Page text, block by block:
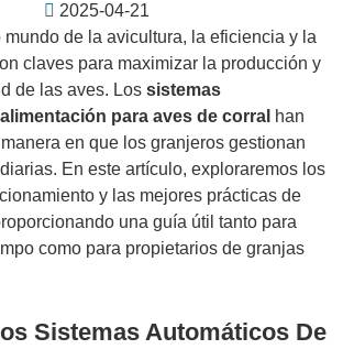
2025-04-21
mundo de la avicultura, la eficiencia y la
claves para maximizar la producción y
de las aves. Los sistemas
para aves de corral han
en que los granjeros gestionan
En este artículo, exploraremos los
y las mejores prácticas de
una guía útil tanto para
como para propietarios de granjas
Sistemas Automáticos De